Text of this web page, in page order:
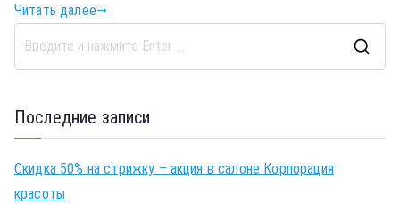
Читать далее
Последние записи
Скидка 50% на стрижку – акция в салоне Корпорация
красоты